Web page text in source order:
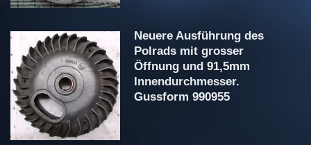
Neuere Ausführung des
Polrads mit grosser
Öffnung und 91,5mm
Innendurchmesser.
Gussform 990955